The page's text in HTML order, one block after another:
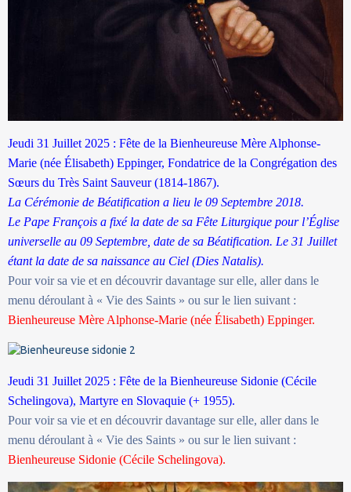
Jeudi 31 Juillet 2025 : Fête de la Bienheureuse Mère Alphonse-
Marie (née Élisabeth) Eppinger, Fondatrice de la Congrégation des
Sœurs du Très Saint Sauveur (1814-1867).
La Cérémonie de Béatification a lieu le 09 Septembre 2018.
Le Pape François a fixé la date de sa Fête Liturgique pour l’Église
universelle au 09 Septembre, date de sa Béatification. Le 31 Juillet
étant la date de sa naissance au Ciel (Dies Natalis).
Pour voir sa vie et en découvrir davantage sur elle, aller dans le
menu déroulant à « Vie des Saints » ou sur le lien suivant :
Bienheureuse Mère Alphonse-Marie (née Élisabeth) Eppinger.
Jeudi 31 Juillet 2025 : Fête de la Bienheureuse Sidonie (Cécile
Schelingova), Martyre en Slovaquie (+ 1955).
Pour voir sa vie et en découvrir davantage sur elle, aller dans le
menu déroulant à « Vie des Saints » ou sur le lien suivant :
Bienheureuse Sidonie (Cécile Schelingova).